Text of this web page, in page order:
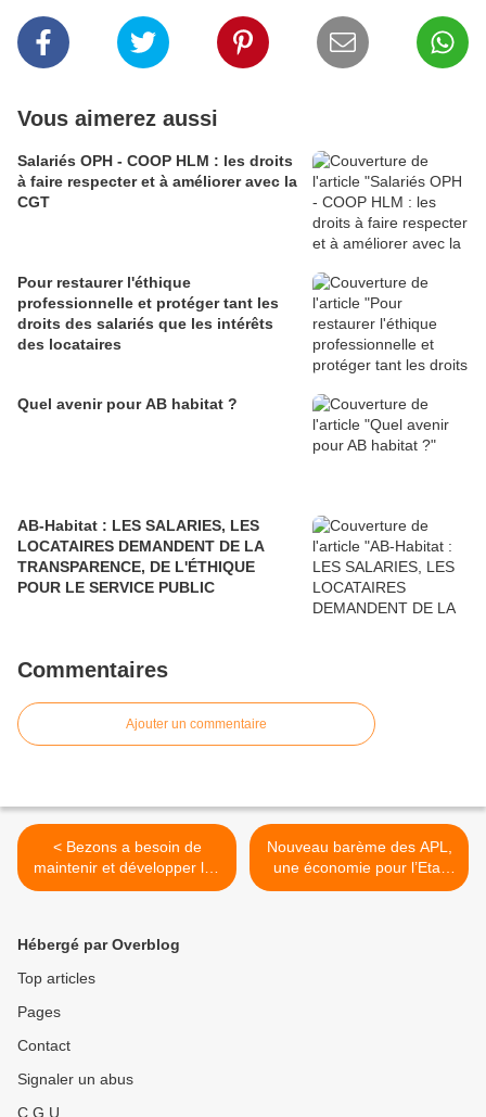
Vous aimerez aussi
Salariés OPH - COOP HLM : les droits
à faire respecter et à améliorer avec la
CGT
Pour restaurer l'éthique
professionnelle et protéger tant les
droits des salariés que les intérêts
des locataires
Quel avenir pour AB habitat ?
AB-Habitat : LES SALARIES, LES
LOCATAIRES DEMANDENT DE LA
TRANSPARENCE, DE L'ÉTHIQUE
POUR LE SERVICE PUBLIC
Commentaires
Ajouter un commentaire
< Bezons a besoin de
maintenir et développer les
actions de prévention
Nouveau barème des APL,
une économie pour l’Etat
supportée par les ménages
Hébergé par Overblog
Top articles
Pages
Contact
Signaler un abus
C.G.U.